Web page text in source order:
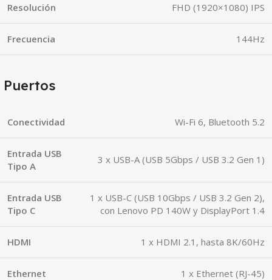
Resolución FHD (1920×1080) IPS
Frecuencia 144Hz
Puertos
Conectividad Wi-Fi 6, Bluetooth 5.2
Entrada USB
Tipo A
3 x USB-A (USB 5Gbps / USB 3.2 Gen 1)
Entrada USB
Tipo C
1 x USB-C (USB 10Gbps / USB 3.2 Gen 2),
con Lenovo PD 140W y DisplayPort 1.4
HDMI 1 x HDMI 2.1, hasta 8K/60Hz
Ethernet 1 x Ethernet (RJ-45)